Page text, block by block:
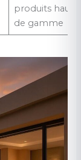
produits haut
de gamme